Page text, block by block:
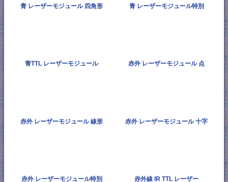
青 レーザーモジュール 四角形 青 レーザーモジュール特別
青TTL レーザーモジュール 赤外 レーザーモジュール 点
赤外 レーザーモジュール 線形 赤外 レーザーモジュール 十字
赤外 レーザーモジュール特別 赤外線 IR TTL レーザー